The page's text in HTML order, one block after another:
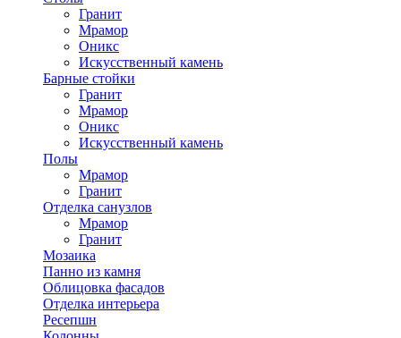
Гранит
Мрамор
Оникс
Искусственный камень
Барные стойки
Гранит
Мрамор
Оникс
Искусственный камень
Полы
Мрамор
Гранит
Отделка санузлов
Мрамор
Гранит
Мозаика
Панно из камня
Облицовка фасадов
Отделка интерьера
Ресепшн